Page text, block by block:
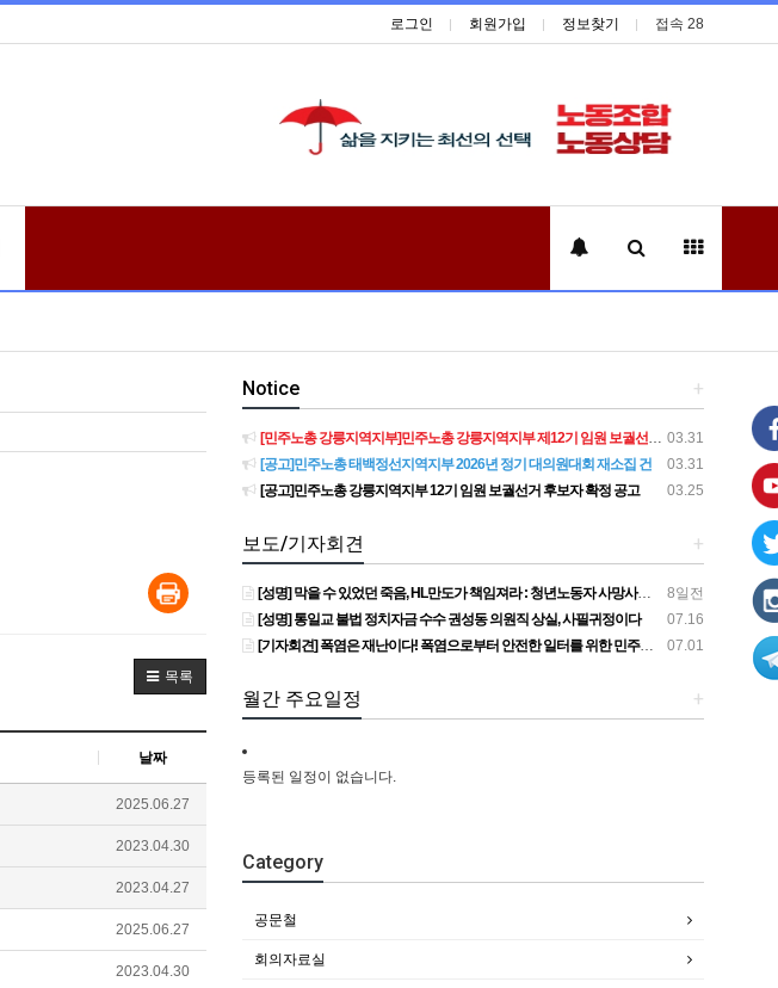
로그인 회원가입 정보찾기 접속 28
목록
날짜
2025.06.27
2023.04.30
2023.04.27
2025.06.27
2023.04.30
+
Notice
03.31
[민주노총 강릉지역지부]민주노총 강릉지역지부 제12기 임원 보궐선거결과 공고
03.31
[공고]민주노총 태백정선지역지부 2026년 정기 대의원대회 재소집 건
03.25
[공고]민주노총 강릉지역지부 12기 임원 보궐선거 후보자 확정 공고
+
보도/기자회견
8일전
[성명] 막을 수 있었던 죽음, HL만도가 책임져라 : 청년노동자 사망사고의 철저한 진상규명과 재발방지 대책 마련하라
07.16
[성명] 통일교 불법 정치자금 수수 권성동 의원직 상실, 사필귀정이다
07.01
[기자회견] 폭염은 재난이다! 폭염으로부터 안전한 일터를 위한 민주노총 강원지역본부 폭염감시단 선포 기자회견
+
월간 주요일정
등록된 일정이 없습니다.
Category
공문철
회의자료실